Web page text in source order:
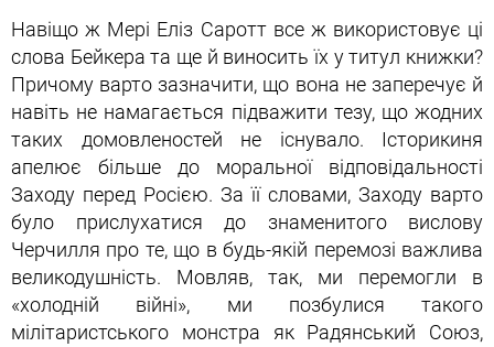
Навіщо ж Мері Еліз Саротт все ж використовує ці
слова Бейкера та ще й виносить їх у титул книжки?
Причому варто зазначити, що вона не заперечує й
навіть не намагається підважити тезу, що жодних
таких домовленостей не існувало. Історикиня
апелює більше до моральної відповідальності
Заходу перед Росією. За її словами, Заходу варто
було прислухатися до знаменитого вислову
Черчилля про те, що в будь-якій перемозі важлива
великодушність. Мовляв, так, ми перемогли в
«холодній війні», ми позбулися такого
мілітаристського монстра як Радянський Союз,